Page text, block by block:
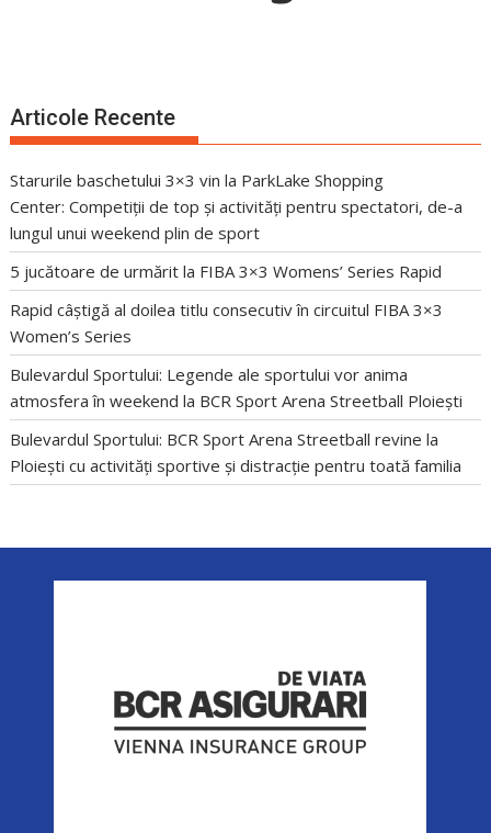
Articole Recente
Starurile baschetului 3×3 vin la ParkLake Shopping
Center: Competiții de top și activități pentru spectatori, de-a
lungul unui weekend plin de sport
5 jucătoare de urmărit la FIBA 3×3 Womens’ Series Rapid
Rapid câștigă al doilea titlu consecutiv în circuitul FIBA 3×3
Women’s Series
Bulevardul Sportului: Legende ale sportului vor anima
atmosfera în weekend la BCR Sport Arena Streetball Ploiești
Bulevardul Sportului: BCR Sport Arena Streetball revine la
Ploiești cu activități sportive și distracție pentru toată familia